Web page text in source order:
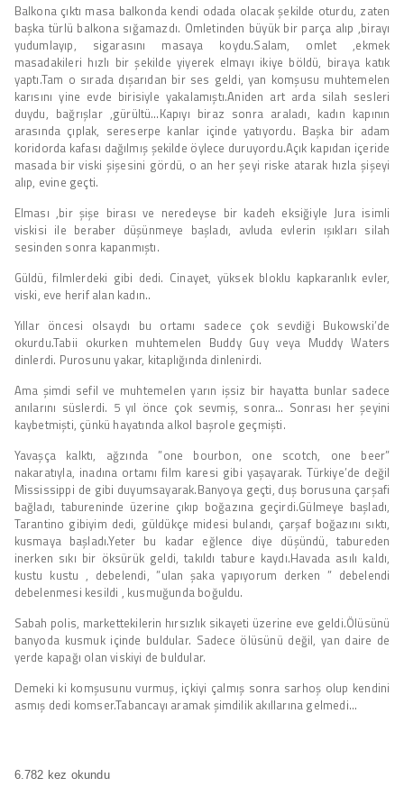
Balkona çıktı masa balkonda kendi odada olacak şekilde oturdu, zaten
başka türlü balkona sığamazdı. Omletinden büyük bir parça alıp ,birayı
yudumlayıp, sigarasını masaya koydu.Salam, omlet ,ekmek
masadakileri hızlı bir şekilde yiyerek elmayı ikiye böldü, biraya katık
yaptı.Tam o sırada dışarıdan bir ses geldi, yan komşusu muhtemelen
karısını yine evde birisiyle yakalamıştı.Aniden art arda silah sesleri
duydu, bağrışlar ,gürültü…Kapıyı biraz sonra araladı, kadın kapının
arasında çıplak, sereserpe kanlar içinde yatıyordu. Başka bir adam
koridorda kafası dağılmış şekilde öylece duruyordu.Açık kapıdan içeride
masada bir viski şişesini gördü, o an her şeyi riske atarak hızla şişeyi
alıp, evine geçti.
Elması ,bir şişe birası ve neredeyse bir kadeh eksiğiyle Jura isimli
viskisi ile beraber düşünmeye başladı, avluda evlerin ışıkları silah
sesinden sonra kapanmıştı.
Güldü, filmlerdeki gibi dedi. Cinayet, yüksek bloklu kapkaranlık evler,
viski, eve herif alan kadın..
Yıllar öncesi olsaydı bu ortamı sadece çok sevdiği Bukowski’de
okurdu.Tabii okurken muhtemelen Buddy Guy veya Muddy Waters
dinlerdi. Purosunu yakar, kitaplığında dinlenirdi.
Ama şimdi sefil ve muhtemelen yarın işsiz bir hayatta bunlar sadece
anılarını süslerdi. 5 yıl önce çok sevmiş, sonra… Sonrası her şeyini
kaybetmişti, çünkü hayatında alkol başrole geçmişti.
Yavaşça kalktı, ağzında ”one bourbon, one scotch, one beer”
nakaratıyla, inadına ortamı film karesi gibi yaşayarak. Türkiye’de değil
Mississippi de gibi duyumsayarak.Banyoya geçti, duş borusuna çarşafi
bağladı, tabureninde üzerine çıkıp boğazına geçirdi.Gülmeye başladı,
Tarantino gibiyim dedi, güldükçe midesi bulandı, çarşaf boğazını sıktı,
kusmaya başladı.Yeter bu kadar eğlence diye düşündü, tabureden
inerken sıkı bir öksürük geldi, takıldı tabure kaydı.Havada asılı kaldı,
kustu kustu , debelendi, ”ulan şaka yapıyorum derken ” debelendi
debelenmesi kesildi , kusmuğunda boğuldu.
Sabah polis, markettekilerin hırsızlık sikayeti üzerine eve geldi.Ölüsünü
banyoda kusmuk içinde buldular. Sadece ölüsünü değil, yan daire de
yerde kapağı olan viskiyi de buldular.
Demeki ki komşusunu vurmuş, içkiyi çalmış sonra sarhoş olup kendini
asmış dedi komser.Tabancayı aramak şimdilik akıllarına gelmedi…
6.782 kez okundu